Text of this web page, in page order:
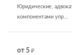
Юридические,
компонентами упр...
от 5 ₽